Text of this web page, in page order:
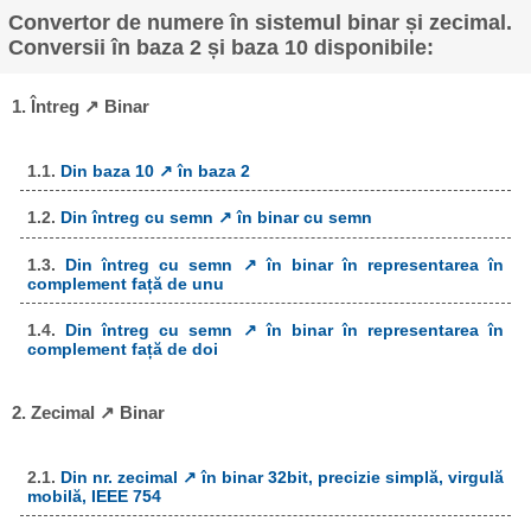
Convertor de numere în sistemul binar și zecimal.
Conversii în baza 2 și baza 10 disponibile:
1. Întreg ↗ Binar
1.1. Din baza 10 ↗ în baza 2
1.2. Din întreg cu semn ↗ în binar cu semn
1.3. Din întreg cu semn ↗ în binar în representarea în
complement față de unu
1.4. Din întreg cu semn ↗ în binar în representarea în
complement față de doi
2. Zecimal ↗ Binar
2.1. Din nr. zecimal ↗ în binar 32bit, precizie simplă, virgulă
mobilă, IEEE 754